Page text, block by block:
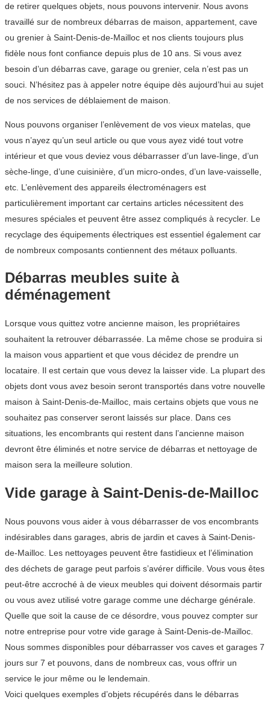
de retirer quelques objets, nous pouvons intervenir. Nous avons
travaillé sur de nombreux débarras de maison, appartement, cave
ou grenier à Saint-Denis-de-Mailloc et nos clients toujours plus
fidèle nous font confiance depuis plus de 10 ans. Si vous avez
besoin d’un débarras cave, garage ou grenier, cela n’est pas un
souci. N’hésitez pas à appeler notre équipe dès aujourd’hui au sujet
de nos services de déblaiement de maison.
Nous pouvons organiser l’enlèvement de vos vieux matelas, que
vous n’ayez qu’un seul article ou que vous ayez vidé tout votre
intérieur et que vous deviez vous débarrasser d’un lave-linge, d’un
sèche-linge, d’une cuisinière, d’un micro-ondes, d’un lave-vaisselle,
etc. L’enlèvement des appareils électroménagers est
particulièrement important car certains articles nécessitent des
mesures spéciales et peuvent être assez compliqués à recycler. Le
recyclage des équipements électriques est essentiel également car
de nombreux composants contiennent des métaux polluants.
Débarras meubles suite à
déménagement
Lorsque vous quittez votre ancienne maison, les propriétaires
souhaitent la retrouver débarrassée. La même chose se produira si
la maison vous appartient et que vous décidez de prendre un
locataire. Il est certain que vous devez la laisser vide. La plupart des
objets dont vous avez besoin seront transportés dans votre nouvelle
maison à Saint-Denis-de-Mailloc, mais certains objets que vous ne
souhaitez pas conserver seront laissés sur place. Dans ces
situations, les encombrants qui restent dans l’ancienne maison
devront être éliminés et notre service de débarras et nettoyage de
maison sera la meilleure solution.
Vide garage à Saint-Denis-de-Mailloc
Nous pouvons vous aider à vous débarrasser de vos encombrants
indésirables dans garages, abris de jardin et caves à Saint-Denis-
de-Mailloc. Les nettoyages peuvent être fastidieux et l’élimination
des déchets de garage peut parfois s’avérer difficile. Vous vous êtes
peut-être accroché à de vieux meubles qui doivent désormais partir
ou vous avez utilisé votre garage comme une décharge générale.
Quelle que soit la cause de ce désordre, vous pouvez compter sur
notre entreprise pour votre vide garage à Saint-Denis-de-Mailloc.
Nous sommes disponibles pour débarrasser vos caves et garages 7
jours sur 7 et pouvons, dans de nombreux cas, vous offrir un
service le jour même ou le lendemain.
Voici quelques exemples d’objets récupérés dans le débarras